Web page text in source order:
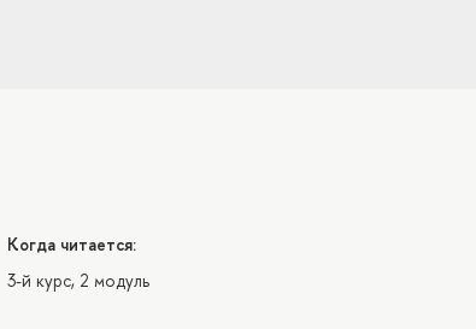
Когда читается:
3-й курс, 2 модуль